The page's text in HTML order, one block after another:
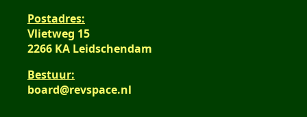
Postadres:
Vlietweg 15
2266 KA Leidschendam
Bestuur:
board@revspace.nl